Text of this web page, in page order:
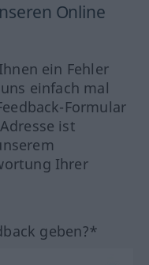
Online
ein Fehler
einfach mal
Formular
ist
Ihrer
geben?*